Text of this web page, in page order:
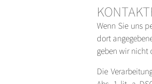
Wenn Sie uns
dort
geben wir nicht
Die